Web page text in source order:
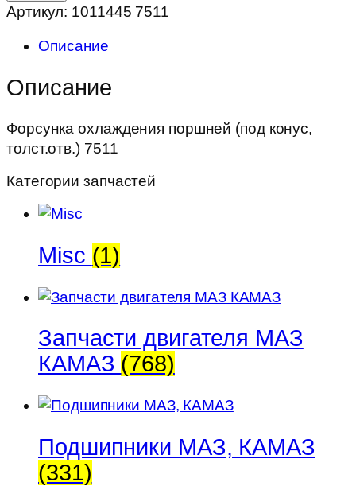
товара
охлаждения
(под
толст.отв.)
7511
Артикул: 1011445 7511
Описание
Описание
Форсунка охлаждения поршней (под конус,
толст.отв.) 7511
Категории запчастей
Misc (1)
Запчасти двигателя МАЗ
КАМАЗ (768)
Подшипники МАЗ, КАМАЗ
(331)